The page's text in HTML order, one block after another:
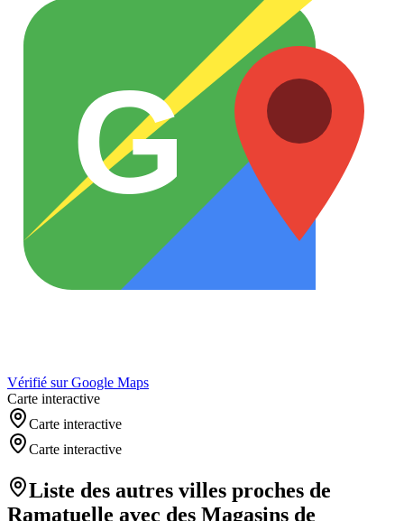
G
Vérifié sur Google Maps
Carte interactive
Carte interactive
Carte interactive
Liste des autres villes proches de
Ramatuelle avec des Magasins de